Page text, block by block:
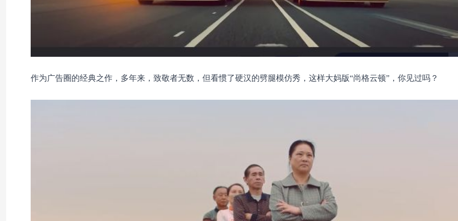
作为广告圈的经典之作，多年来，致敬者无数，但看惯了硬汉的劈腿模仿秀，这样大妈版“尚格云顿”，你见过吗？